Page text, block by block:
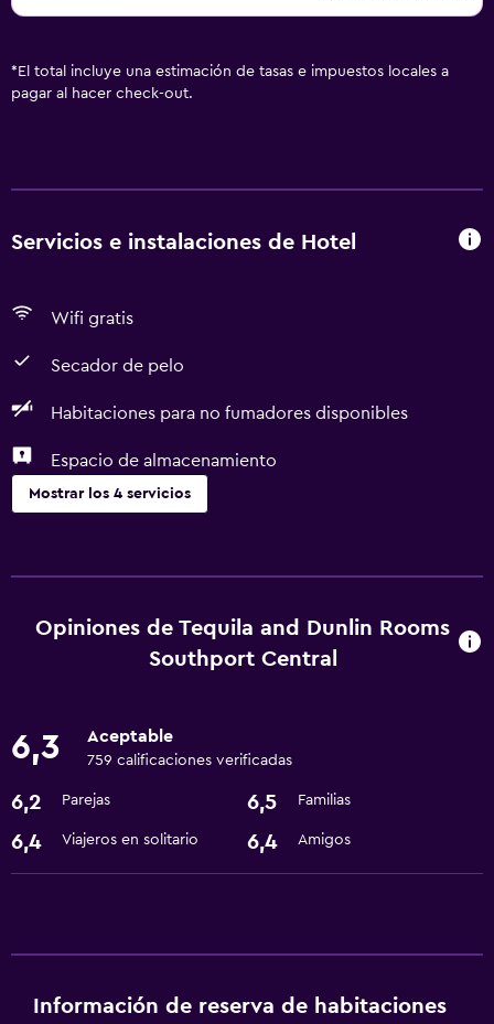
* El total incluye una estimación de tasas e impuestos locales a
pagar al hacer check-out.
Servicios e instalaciones de Hotel
Wifi gratis
Secador de pelo
Habitaciones para no fumadores disponibles
Espacio de almacenamiento
Mostrar los 4 servicios
Habitaciones para no fumadores disponibles
General
Servicios básicos
Wifi gratis
Opiniones de Tequila and Dunlin Rooms
Southport Central
6,3 Aceptable
759 calificaciones verificadas
6,2 Parejas 6,5 Familias
6,4 Viajeros en solitario 6,4 Amigos
Información de reserva de habitaciones